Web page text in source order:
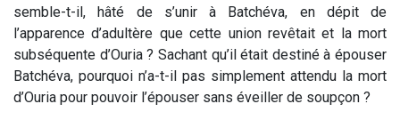
semble-t-il, hâté de s’unir à Batchéva, en dépit de
l’apparence d’adultère que cette union revêtait et la mort
subséquente d’Ouria ? Sachant qu’il était destiné à épouser
Batchéva, pourquoi n’a-t-il pas simplement attendu la mort
d’Ouria pour pouvoir l’épouser sans éveiller de soupçon ?